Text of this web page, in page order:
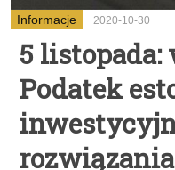
Informacje 2020-10-30
5
Podatek